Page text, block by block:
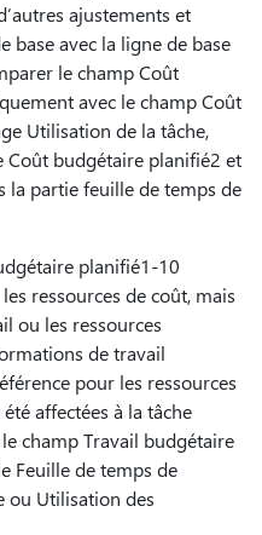
ajustements et
base avec la ligne de base
le champ Coût
avec le champ Coût
Utilisation de la tâche,
Coût budgétaire planifié2 et
la partie feuille de temps de
planifié1-10
ressources de coût, mais
ou les ressources
de travail
pour les ressources
affectées à la tâche
champ Travail budgétaire
Feuille de temps de
ou Utilisation des